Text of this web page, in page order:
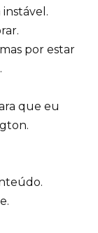
por estar
que eu